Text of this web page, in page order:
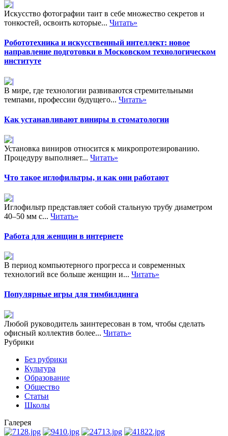
Искусство фотографии таит в себе множество секретов и
тонкостей, освоить которые... Читать»
Робототехника и искусственный интеллект: новое
направление подготовки в Московском технологическом
институте
В мире, где технологии развиваются стремительными
темпами, профессии будущего... Читать»
Как устанавливают виниры в стоматологии
Установка виниров относится к микропротезированию.
Процедуру выполняет... Читать»
Что такое иглофильтры, и как они работают
Иглофильтр представляет собой стальную трубу диаметром
40–50 мм с... Читать»
Работа для женщин в интернете
В период компьютерного прогресса и современных
технологий все больше женщин и... Читать»
Популярные игры для тимбилдинга
Любой руководитель заинтересован в том, чтобы сделать
офисный коллектив более... Читать»
Рубрики
Без рубрики
Культура
Образование
Общество
Статьи
Школы
Галерея